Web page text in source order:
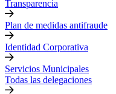
Transparencia
Plan de medidas antifraude
Identidad Corporativa
Servicios Municipales
Todas las delegaciones